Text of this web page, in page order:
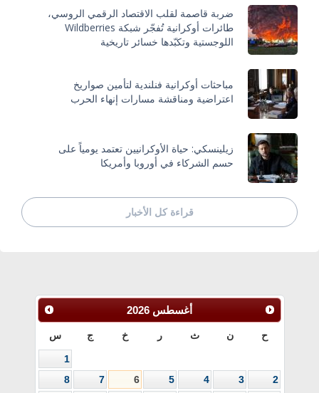
ضربة قاصمة لقلب الاقتصاد الرقمي الروسي،
طائرات أوكرانية تُفجّر شبكة Wildberries
اللوجستية وتكبّدها خسائر تاريخية
مباحثات أوكرانية فنلندية لتأمين صواريخ
اعتراضية ومناقشة مسارات إنهاء الحرب
زيلينسكي: حياة الأوكرانيين تعتمد يومياً على
حسم الشركاء في أوروبا وأمريكا
قراءة كل الأخبار
أغسطس 2026
ح ن ث ر خ ج س
1
2
3
4
5
6
7
8